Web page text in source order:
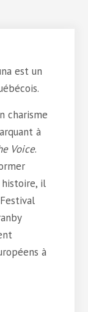
est un
charisme
à
Voice.
histoire, il
à